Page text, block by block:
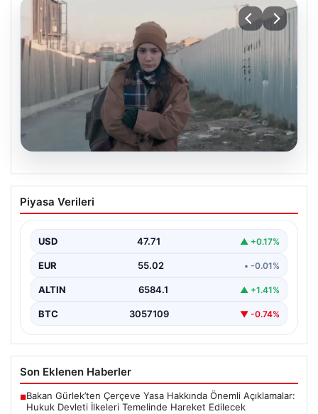
05.08.2026
Türk sinemasında farklı bir imza: Ceylan
Özgün Özçelik’in en iyi filmleri
Piyasa Verileri
USD 47.71 ▲ +0.17%
EUR 55.02 • -0.01%
ALTIN 6584.1 ▲ +1.41%
BTC 3057109 ▼ -0.74%
Son Eklenen Haberler
■Bakan Gürlek’ten Çerçeve Yasa Hakkında Önemli Açıklamalar:
Hukuk Devleti İlkeleri Temelinde Hareket Edilecek